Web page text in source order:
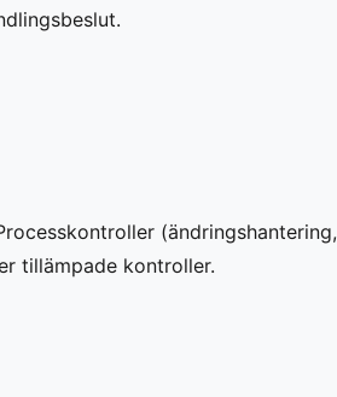
(ändringshantering,
tillämpade kontroller.